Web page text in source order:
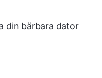
din bärbara dator